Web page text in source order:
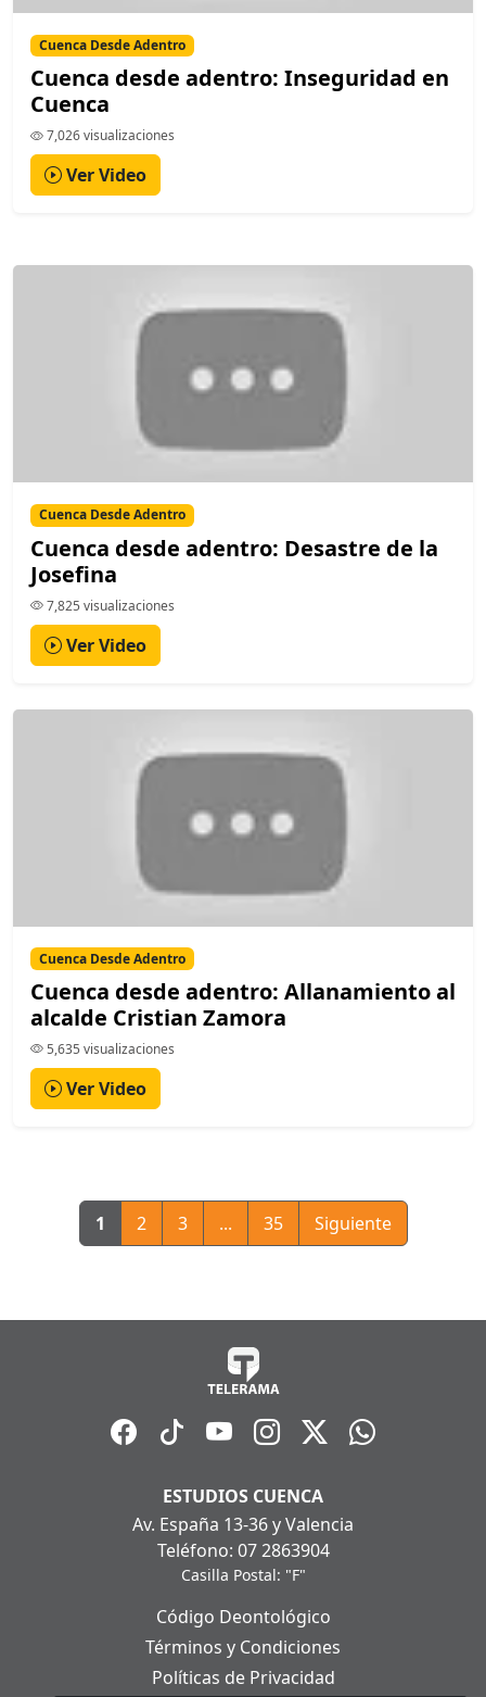
Cuenca Desde Adentro
Cuenca desde adentro: Inseguridad en
Cuenca
7,026 visualizaciones
Ver Video
Cuenca Desde Adentro
Cuenca desde adentro: Desastre de la
Josefina
7,825 visualizaciones
Ver Video
Cuenca Desde Adentro
Cuenca desde adentro: Allanamiento al
alcalde Cristian Zamora
5,635 visualizaciones
Ver Video
1 2 3 ... 35 Siguiente
ESTUDIOS CUENCA
Av. España 13-36 y Valencia
Teléfono: 07 2863904
Casilla Postal: "F"
Código Deontológico
Términos y Condiciones
Políticas de Privacidad